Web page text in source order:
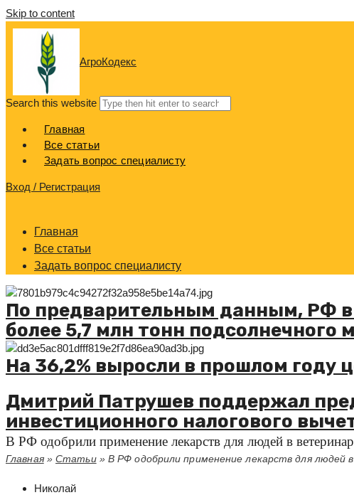
Skip to content
АгроКодекс
Search this website
Главная
Все статьи
Задать вопрос специалисту
Вход / Регистрация
Главная
Все статьи
Задать вопрос специалисту
По предварительным данным, РФ
более 5,7 млн тонн подсолнечного
На 36,2% выросли в прошлом году
Дмитрий Патрушев поддержал
инвестиционного налогового
В РФ одобрили применение лекарств для людей в
Главная»Статьи» В РФ одобрили применение лекарств для людей
Николай